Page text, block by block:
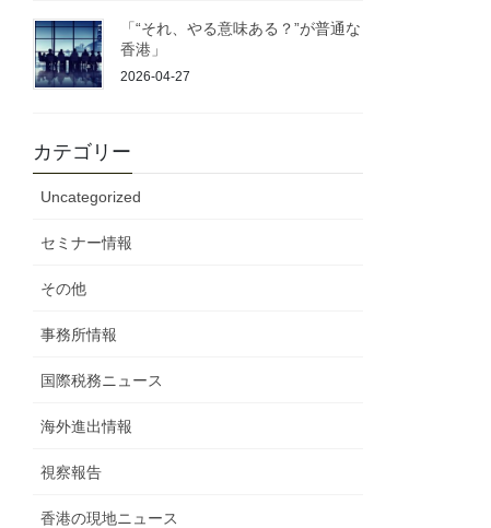
「“それ、やる意味ある？”が普通な
香港」
2026-04-27
カテゴリー
Uncategorized
セミナー情報
その他
事務所情報
国際税務ニュース
海外進出情報
視察報告
香港の現地ニュース